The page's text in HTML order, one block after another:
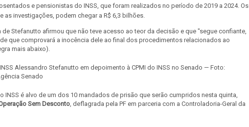
e pensionistas do INSS, que foram realizados no período de 2019 a 2024. Os
as investigações, podem chegar a R$ 6,3 bilhões.
de Stefanutto afirmou que não teve acesso ao teor da decisão e que "segue confiante,
que comprovará a inocência dele ao final dos procedimentos relacionados ao
mais abaixo).
Alessandro Stefanutto em depoimento à CPMI do INSS no Senado — Foto:
Senado
INSS é alvo de um dos 10 mandados de prisão que serão cumpridos nesta quinta,
Sem Desconto, deflagrada pela PF em parceria com a Controladoria-Geral da